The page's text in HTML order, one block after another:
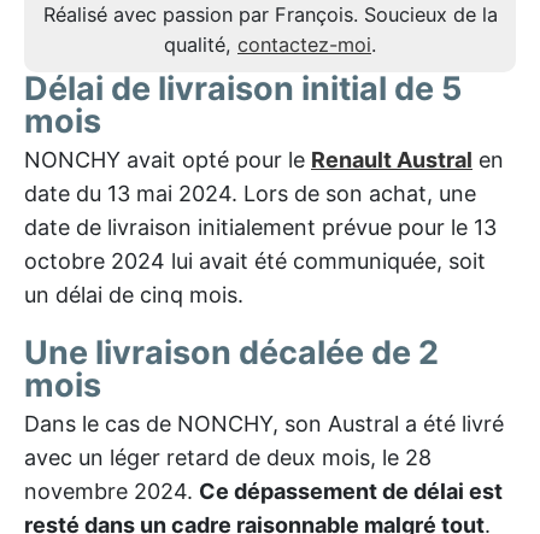
Réalisé avec passion par François. Soucieux de la
qualité, contactez-moi.
Délai de livraison initial de 5
mois
NONCHY avait opté pour le Renault Austral en
date du 13 mai 2024. Lors de son achat, une
date de livraison initialement prévue pour le 13
octobre 2024 lui avait été communiquée, soit
un délai de cinq mois.
Une livraison décalée de 2
mois
Dans le cas de NONCHY, son Austral a été livré
avec un léger retard de deux mois, le 28
novembre 2024. Ce dépassement de délai est
resté dans un cadre raisonnable malgré tout.